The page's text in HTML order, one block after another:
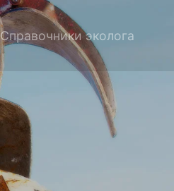
Справочники эколога